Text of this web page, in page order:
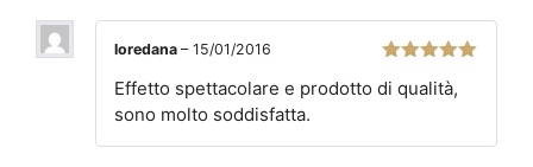
loredana – 15/01/2016
Effetto spettacolare e prodotto di qualità,
sono molto soddisfatta.